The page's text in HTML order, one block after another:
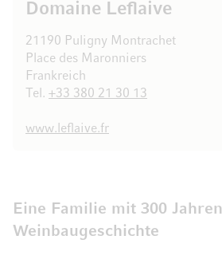
Domaine Leflaive
21190 Puligny Montrachet
Place des Maronniers
Frankreich
Tel. +33 380 21 30 13
www.leflaive.fr
Eine Familie mit 300 Jahren
Weinbaugeschichte